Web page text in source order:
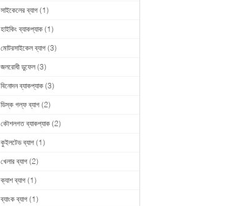
সাইকেলের ব্যাগ (1)
হাইকিং ব্যাকপ্যাক (1)
মোটরসাইকেল ব্যাগ (3)
জলরোধী ডুফেল (3)
বিনোদন ব্যাকপ্যাক (3)
ডিস্ক গল্ফ ব্যাগ (2)
কৌশলগত ব্যাকপ্যাক (2)
কুইলটেড ব্যাগ (1)
খেলার ব্যাগ (2)
ক্যাশ ব্যাগ (1)
ব্যাংক ব্যাগ (1)